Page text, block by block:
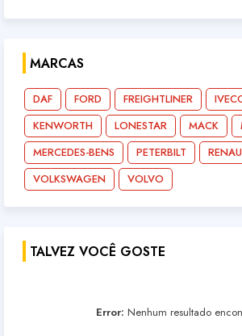
MARCAS
DAF FORD FREIGHTLINER
KENWORTH
LONESTAR MACK
MERCEDES-BENS
PETERBILT
VOLKSWAGEN
VOLVO
TALVEZ VOCÊ GOSTE
Error: Nenhum resultado